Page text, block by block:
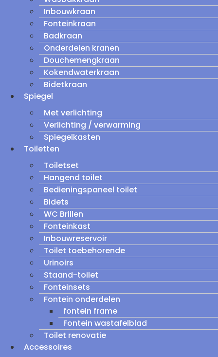
Inbouwkraan
Fonteinkraan
Badkraan
Onderdelen kranen
Douchemengkraan
Kokendwaterkraan
Bidetkraan
Spiegel
Met verlichting
Verlichting / verwarming
Spiegelkasten
Toiletten
Toiletset
Hangend toilet
Bedieningspaneel toilet
Bidets
WC Brillen
Fonteinkast
Inbouwreservoir
Toilet toebehorende
Urinoirs
Staand-toilet
Fonteinsets
Fontein onderdelen
fontein frame
Fontein wastafelblad
Toilet renovatie
Accessoires